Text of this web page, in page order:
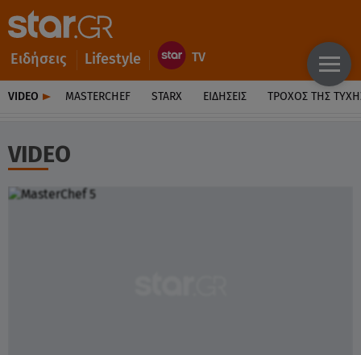
Ειδήσεις Lifestyle
VIDEO MASTERCHEF STARX ΕΙΔΉΣΕΙΣ ΤΡΟΧΌΣ ΤΗΣ
VIDEO